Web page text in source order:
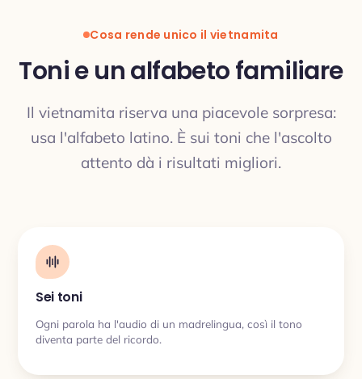
TRADUZIONE
Cosa rende unico il vietnamita
Toni e un alfabeto familiare
Il vietnamita riserva una piacevole sorpresa:
usa l'alfabeto latino. È sui toni che l'ascolto
attento dà i risultati migliori.
Sei toni
Ogni parola ha l'audio di un madrelingua, così il tono
diventa parte del ricordo.